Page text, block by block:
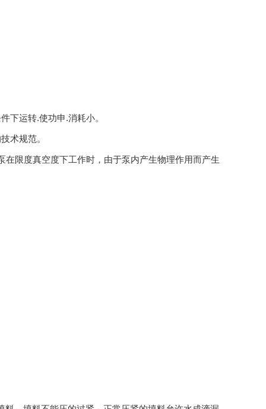
下运转.使功申.消耗小。
术规范。
限度真空度下工作时，由于泵内产生物理作用而产生